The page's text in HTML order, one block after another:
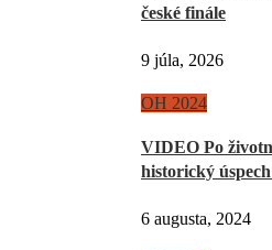
české finále
9 júla, 2026
OH 2024
VIDEO Po
historický
6 augusta, 2024